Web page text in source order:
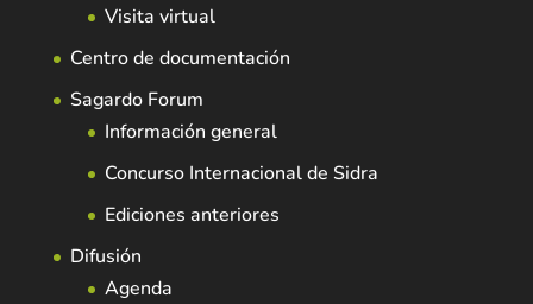
Visita virtual
Centro de documentación
Sagardo Forum
Información general
Concurso Internacional de Sidra
Ediciones anteriores
Difusión
Agenda